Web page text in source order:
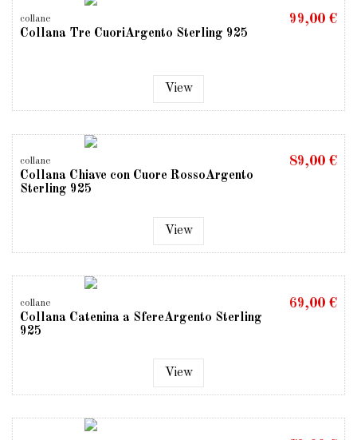
collane
Collana Tre CuoriArgento Sterling 925
99,00 €
View
collane
Collana Chiave con Cuore RossoArgento
Sterling 925
89,00 €
View
collane
Collana Catenina a SfereArgento Sterling
925
69,00 €
View